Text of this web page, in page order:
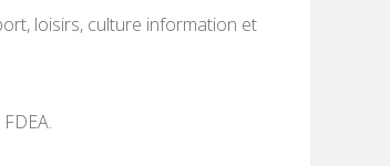
loisirs, culture information et